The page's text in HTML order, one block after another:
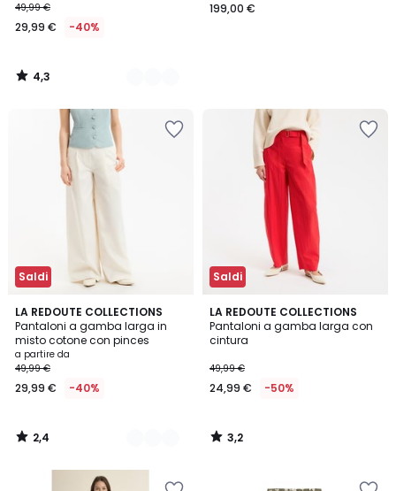
49,99 €
29,99 € -40%
4,3
/
199,00 €
Saldi
LA REDOUTE COLLECTIONS
Pantaloni a gamba larga in
misto cotone con pinces
a partire da
49,99 €
29,99 € -40%
2,4
/ 5
3
Colori
2,4
/
Saldi
LA REDOUTE COLLECTIONS
Pantaloni a gamba larga con
cintura
49,99 €
24,99 € -50%
3,2
/ 5
3,2
/